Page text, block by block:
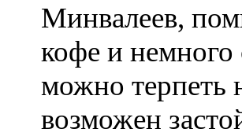
Минвалеев,
кофе и
можно терпеть
возможен